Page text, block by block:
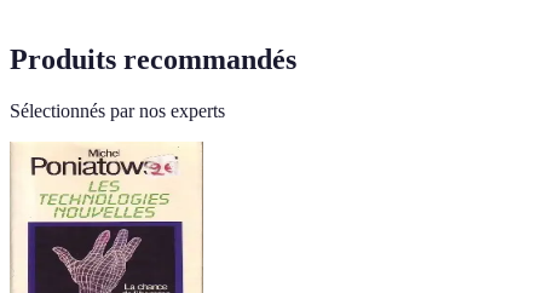
Produits recommandés
Sélectionnés par nos experts